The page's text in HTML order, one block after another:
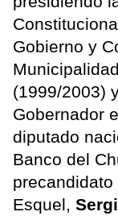
Gobierno y
(1999/2003)
Gobernador
diputado
Banco del
Esquel,